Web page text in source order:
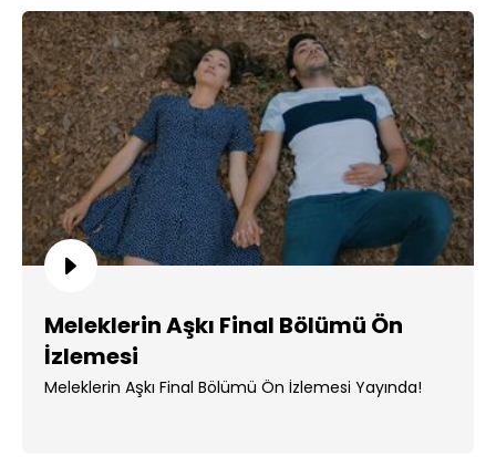
Meleklerin Aşkı Final Bölümü Ön
İzlemesi
Meleklerin Aşkı Final Bölümü Ön İzlemesi Yayında!